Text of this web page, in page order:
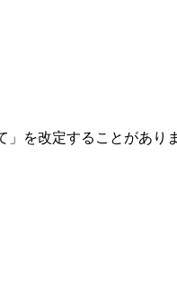
を改定することがありま